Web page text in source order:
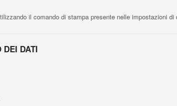
il comando di stampa presente nelle impostazioni di
DEI DATI